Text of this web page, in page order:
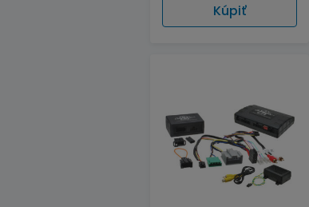
Kúpiť